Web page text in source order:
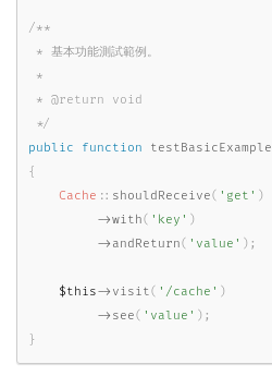
/**
* 基本功能測試範例。
*
* @return void
*/
public
function testBasicExample
{
Cache :: shouldReceive( 'get' )
->with( 'key' )
-> andReturn( 'value' ) ;
$this-> visit( '/cache' )
-> see( 'value' ) ;
}